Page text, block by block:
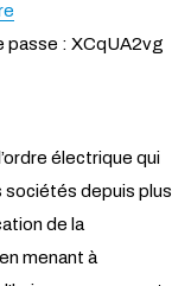
passe : XCqUA2vg
électrique qui
depuis plus
de la
menant à